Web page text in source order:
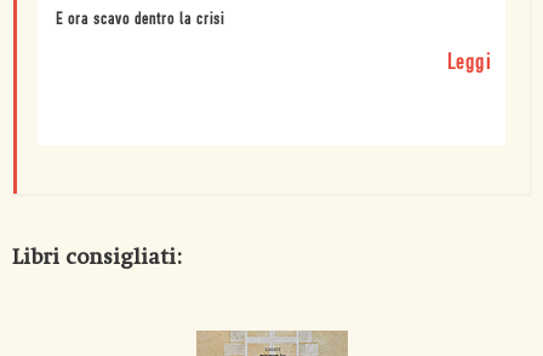
E ora scavo dentro la crisi
Leggi
Libri consigliati: